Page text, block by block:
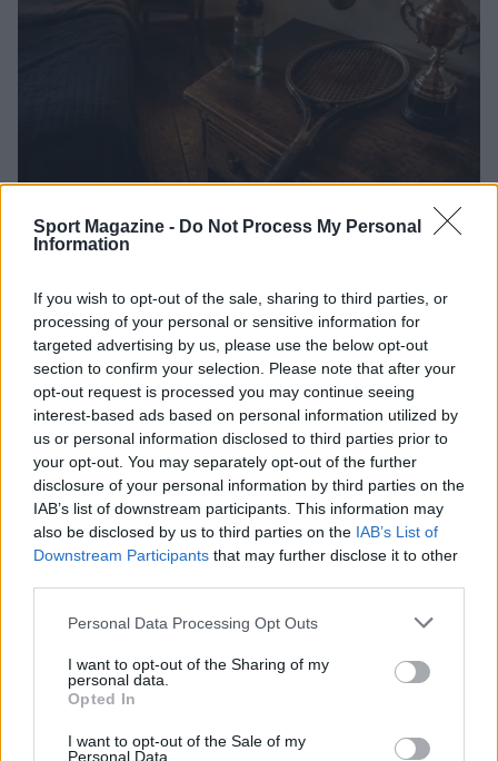
Sport Magazine - Do Not Process My Personal
Information
If you wish to opt-out of the sale, sharing to third parties, or
processing of your personal or sensitive information for
targeted advertising by us, please use the below opt-out
section to confirm your selection. Please note that after your
opt-out request is processed you may continue seeing
interest-based ads based on personal information utilized by
us or personal information disclosed to third parties prior to
your opt-out. You may separately opt-out of the further
disclosure of your personal information by third parties on the
IAB’s list of downstream participants. This information may
also be disclosed by us to third parties on the IAB’s List of
Downstream Participants that may further disclose it to other
Please note that this website/app uses one or more Google
not limited to your visit or usage behaviour. You may click to
grant or deny consent to Google and its third-party tags to
use your data for below specified purposes in below Google
consent section.
Personal Data Processing Opt Outs
I want to opt-out of the Sharing of my
personal data.
Opted In
I want to opt-out of the Sale of my
Personal Data.
Masters 1000 canadese: Shelton supera Brooksby e
avanza al terzo turno
TENNIS
Rientro tennis: progressione, match play e scelta
tornei
Francesca Lombardi · 6 Ago 2026